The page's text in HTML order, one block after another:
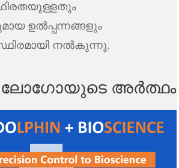
ഉൽപ്പന്നങ്ങളും
നൽകുന്നു.
അർത്ഥം